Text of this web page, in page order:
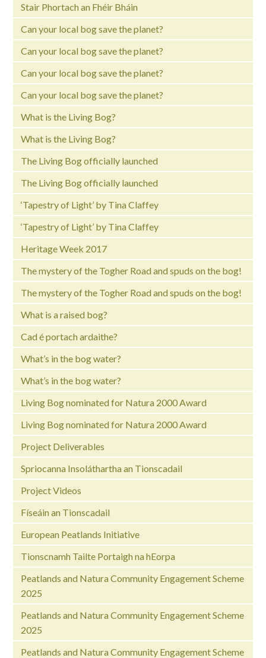
Stair Phortach an Fhéir Bháin
Can your local bog save the planet?
Can your local bog save the planet?
Can your local bog save the planet?
Can your local bog save the planet?
What is the Living Bog?
What is the Living Bog?
The Living Bog officially launched
The Living Bog officially launched
‘Tapestry of Light’ by Tina Claffey
‘Tapestry of Light’ by Tina Claffey
Heritage Week 2017
The mystery of the Togher Road and spuds on the bog!
The mystery of the Togher Road and spuds on the bog!
What is a raised bog?
Cad é portach ardaithe?
What’s in the bog water?
What’s in the bog water?
Living Bog nominated for Natura 2000 Award
Living Bog nominated for Natura 2000 Award
Project Deliverables
Spriocanna Insoláthartha an Tionscadail
Project Videos
Físeáin an Tionscadail
European Peatlands Initiative
Tionscnamh Tailte Portaigh na hEorpa
Peatlands and Natura Community Engagement Scheme
2025
Peatlands and Natura Community Engagement Scheme
2025
Peatlands and Natura Community Engagement Scheme